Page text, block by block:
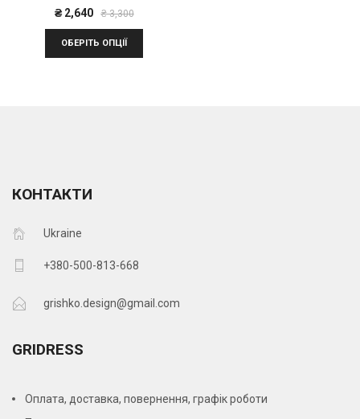
₴3,300Оригінальна
ціна:
₴2,640
Поточна
ціна:
ОБЕРІТЬ ОПЦІЇ
КОНТАКТИ
Ukraine
+380-500-813-668
grishko.design@gmail.com
GRIDRESS
Оплата, доставка, повернення, графік роботи